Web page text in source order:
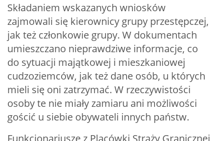
Składaniem wskazanych wniosków
zajmowali się kierownicy grupy przestępczej,
jak też członkowie grupy. W dokumentach
umieszczano nieprawdziwe informacje, co
do sytuacji majątkowej i mieszkaniowej
cudzoziemców, jak też dane osób, u których
mieli się oni zatrzymać. W rzeczywistości
osoby te nie miały zamiaru ani możliwości
gościć u siebie obywateli innych państw.
Funkcjonariusze z Placówki Straży Granicznej